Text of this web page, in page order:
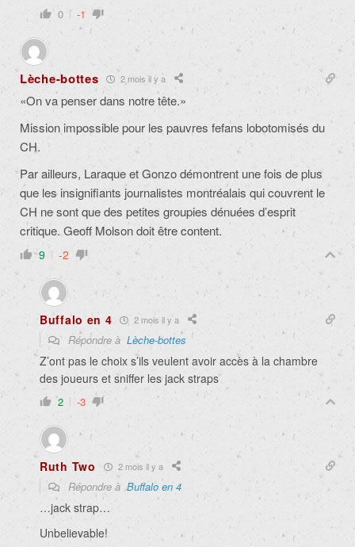
0 -1
Lèche-bottes 2 mois il y a
«On va penser dans notre tête.»
Mission impossible pour les pauvres fefans lobotomisés du
CH.
Par ailleurs, Laraque et Gonzo démontrent une fois de plus
que les insignifiants journalistes montréalais qui couvrent le
CH ne sont que des petites groupies dénuées d’esprit
critique. Geoff Molson doit être content.
9 -2
Buffalo en 4 2 mois il y a
Répondre à Lèche-bottes
Z’ont pas le choix s’ils veulent avoir accès à la chambre
des joueurs et sniffer les jack straps
2 -3
Ruth Two 2 mois il y a
Répondre àBuffalo en 4
…jack strap…
Unbelievable!